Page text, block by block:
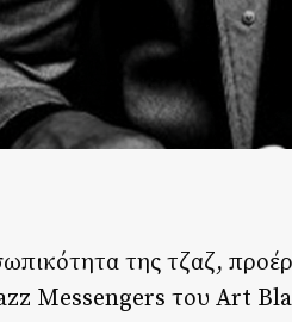
της τζαζ,
Messengers του Art